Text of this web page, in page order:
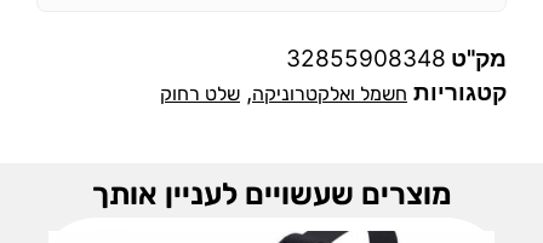
מק"ט 32855908348
קטגוריות חשמל ואלקטרוניקה, שלט רחוק
מוצרים שעשויים לעניין אותך